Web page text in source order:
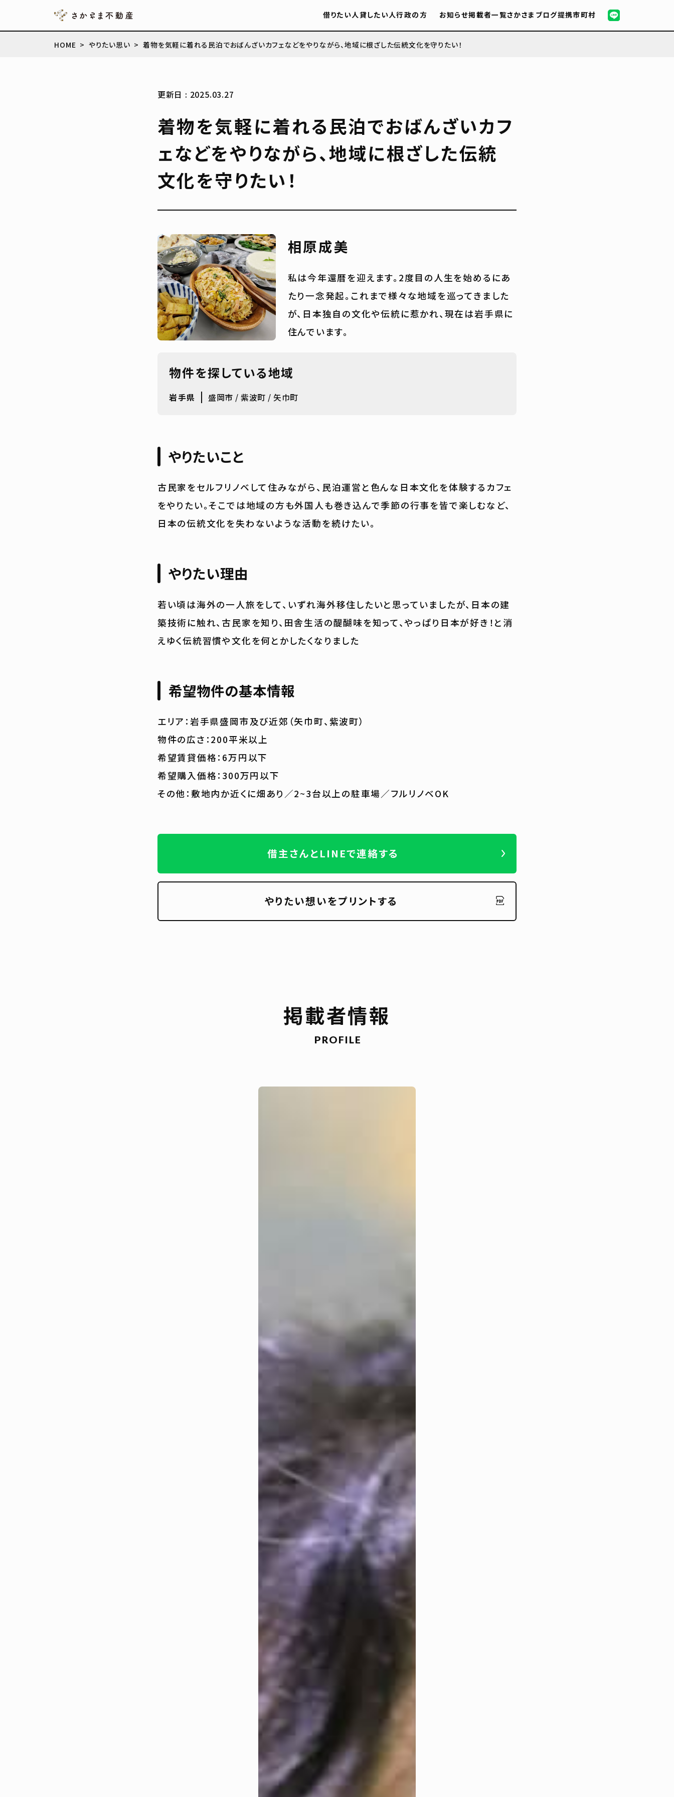
借りたい人貸したい人行政の方 お知らせ掲載者一覧さかさまブログ提携市町村
HOME やりたい思い 着物を気軽に着れる民泊でおばんざいカフェなどをやりながら、地域に根ざした伝統文化を守りたい！
更新日 : 2025.03.27
着物を気軽に着れる民泊でおばんざいカフ
ェなどをやりながら、地域に根ざした伝統
文化を守りたい！
相原成美
私は今年還暦を迎えます。2度目の人生を始めるにあ
たり一念発起。これまで様々な地域を巡ってきました
が、日本独自の文化や伝統に惹かれ、現在は岩手県に
住んでいます。
物件を探している地域
岩手県 盛岡市 紫波町 矢巾町
やりたいこと
古民家をセルフリノベして住みながら、民泊運営と色んな日本文化を体験するカフェ
をやりたい。そこでは地域の方も外国人も巻き込んで季節の行事を皆で楽しむなど、
日本の伝統文化を失わないような活動を続けたい。
やりたい理由
若い頃は海外の一人旅をして、いずれ海外移住したいと思っていましたが、日本の建
築技術に触れ、古民家を知り、田舎生活の醍醐味を知って、やっぱり日本が好き！と消
えゆく伝統習慣や文化を何とかしたくなりました
希望物件の基本情報
エリア：岩手県盛岡市及び近郊（矢巾町、紫波町）
物件の広さ：200平米以上
希望賃貸価格：6万円以下
希望購入価格：300万円以下
その他：敷地内か近くに畑あり／2~3台以上の駐車場／フルリノベOK
借主さんとLINEで連絡する
やりたい想いをプリントする
掲載者情報
PROFILE